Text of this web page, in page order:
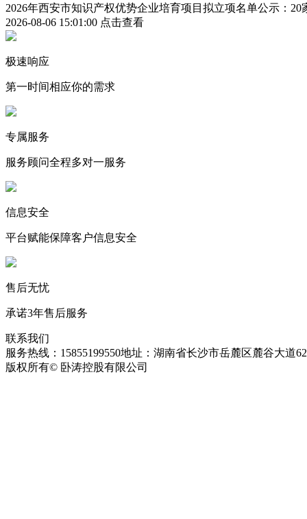
2026年西安市知识产权优势企业培育项目拟立项名单公示：
2026-08-06 15:01:00 点击查看
极速响应
第一时间相应你的需求
专属服务
服务顾问全程多对一服务
信息安全
平台赋能保障客户信息安全
售后无忧
承诺3年售后服务
联系我们
服务热线：15855199550地址：湖南省长沙市岳麓区麓谷大道
版权所有© 卧涛控股有限公司